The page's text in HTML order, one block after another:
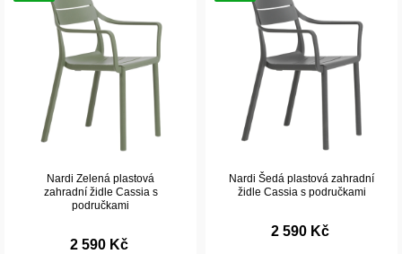
Nardi Zelená plastová
zahradní židle Cassia s
područkami
2 590 Kč
Nardi Šedá plastová zahradní
židle Cassia s područkami
2 590 Kč